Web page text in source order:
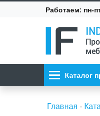
Работаем: пн-
Каталог
Главная -